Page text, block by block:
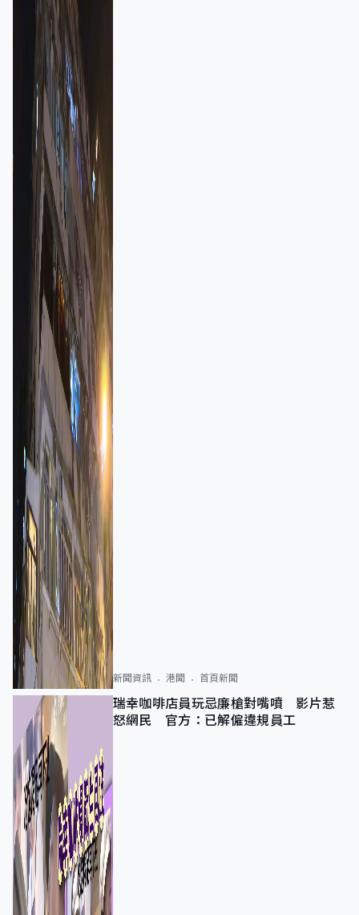
新聞資訊 港聞 首頁新聞
瑞幸咖啡店員玩忌廉槍對嘴噴 影片惹
怒網民 官方：已解僱違規員工